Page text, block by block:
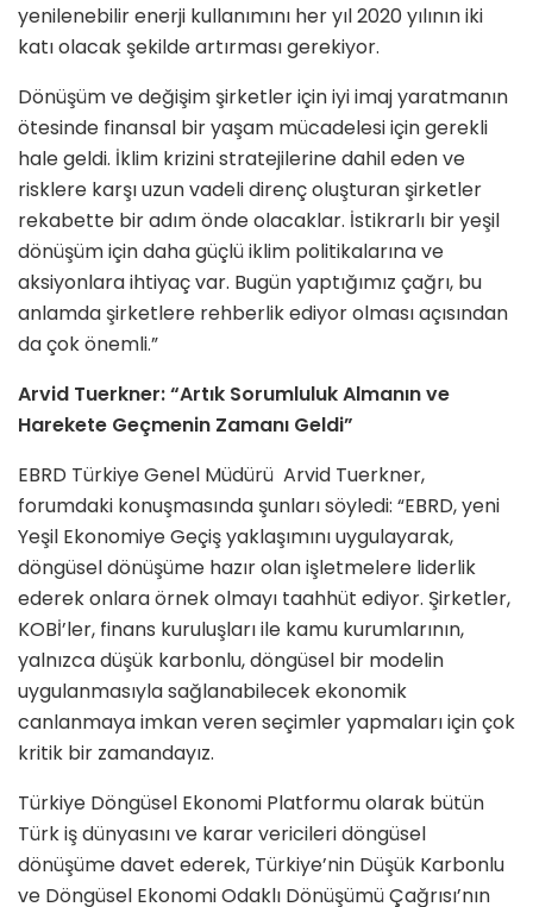
yenilenebilir enerji kullanımını her yıl 2020 yılının iki
katı olacak şekilde artırması gerekiyor.
Dönüşüm ve değişim şirketler için iyi imaj yaratmanın
ötesinde finansal bir yaşam mücadelesi için gerekli
hale geldi. İklim krizini stratejilerine dahil eden ve
risklere karşı uzun vadeli direnç oluşturan şirketler
rekabette bir adım önde olacaklar. İstikrarlı bir yeşil
dönüşüm için daha güçlü iklim politikalarına ve
aksiyonlara ihtiyaç var. Bugün yaptığımız çağrı, bu
anlamda şirketlere rehberlik ediyor olması açısından
da çok önemli.”
Arvid Tuerkner: “Artık Sorumluluk Almanın ve
Harekete Geçmenin Zamanı Geldi”
EBRD Türkiye Genel Müdürü Arvid Tuerkner,
forumdaki konuşmasında şunları söyledi: “EBRD, yeni
Yeşil Ekonomiye Geçiş yaklaşımını uygulayarak,
döngüsel dönüşüme hazır olan işletmelere liderlik
ederek onlara örnek olmayı taahhüt ediyor. Şirketler,
KOBİ’ler, finans kuruluşları ile kamu kurumlarının,
yalnızca düşük karbonlu, döngüsel bir modelin
uygulanmasıyla sağlanabilecek ekonomik
canlanmaya imkan veren seçimler yapmaları için çok
kritik bir zamandayız.
Türkiye Döngüsel Ekonomi Platformu olarak bütün
Türk iş dünyasını ve karar vericileri döngüsel
dönüşüme davet ederek, Türkiye’nin Düşük Karbonlu
ve Döngüsel Ekonomi Odaklı Dönüşümü Çağrısı’nın